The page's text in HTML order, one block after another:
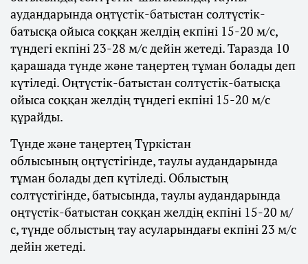
аудандарында оңтүстік-батыстан солтүстік-
батысқа ойыса соққан желдің екпіні 15-20 м/с,
түндегі екпіні 23-28 м/с дейін жетеді. Таразда 10
қарашада түнде және таңертең тұман болады деп
күтіледі. Оңтүстік-батыстан солтүстік-батысқа
ойыса соққан желдің түндегі екпіні 15-20 м/с
құрайды.
Түнде және таңертең Түркістан
облысының оңтүстігінде, таулы аудандарында
тұман болады деп күтіледі. Облыстың
солтүстігінде, батысында, таулы аудандарында
оңтүстік-батыстан соққан желдің екпіні 15-20 м/
с, түнде облыстың тау асуларындағы екпіні 23 м/с
дейін жетеді.